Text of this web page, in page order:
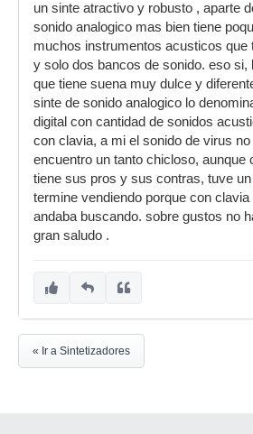
un sinte atractivo y robusto , aparte
sonido analogico mas bien tiene
muchos instrumentos acusticos que
y solo dos bancos de sonido. eso si,
que tiene suena muy dulce y
sinte de sonido analogico lo
digital con cantidad de sonidos
con clavia, a mi el sonido de virus
encuentro un tanto chicloso, aunque
tiene sus pros y sus contras, tuve
termine vendiendo porque con
andaba buscando. sobre gustos no
gran saludo .
« Ir a Sintetizadores